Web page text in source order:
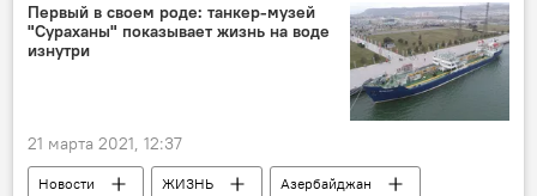
Первый в своем роде: танкер-музей
"Сураханы" показывает жизнь на воде
изнутри
21 марта 2021, 12:37
Новости ЖИЗНЬ Азербайджан